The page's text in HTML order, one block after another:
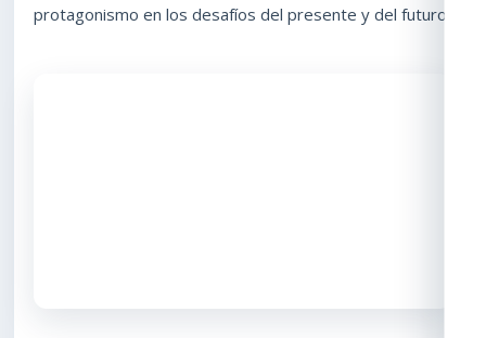
protagonismo en los desafíos del presente y del futuro.